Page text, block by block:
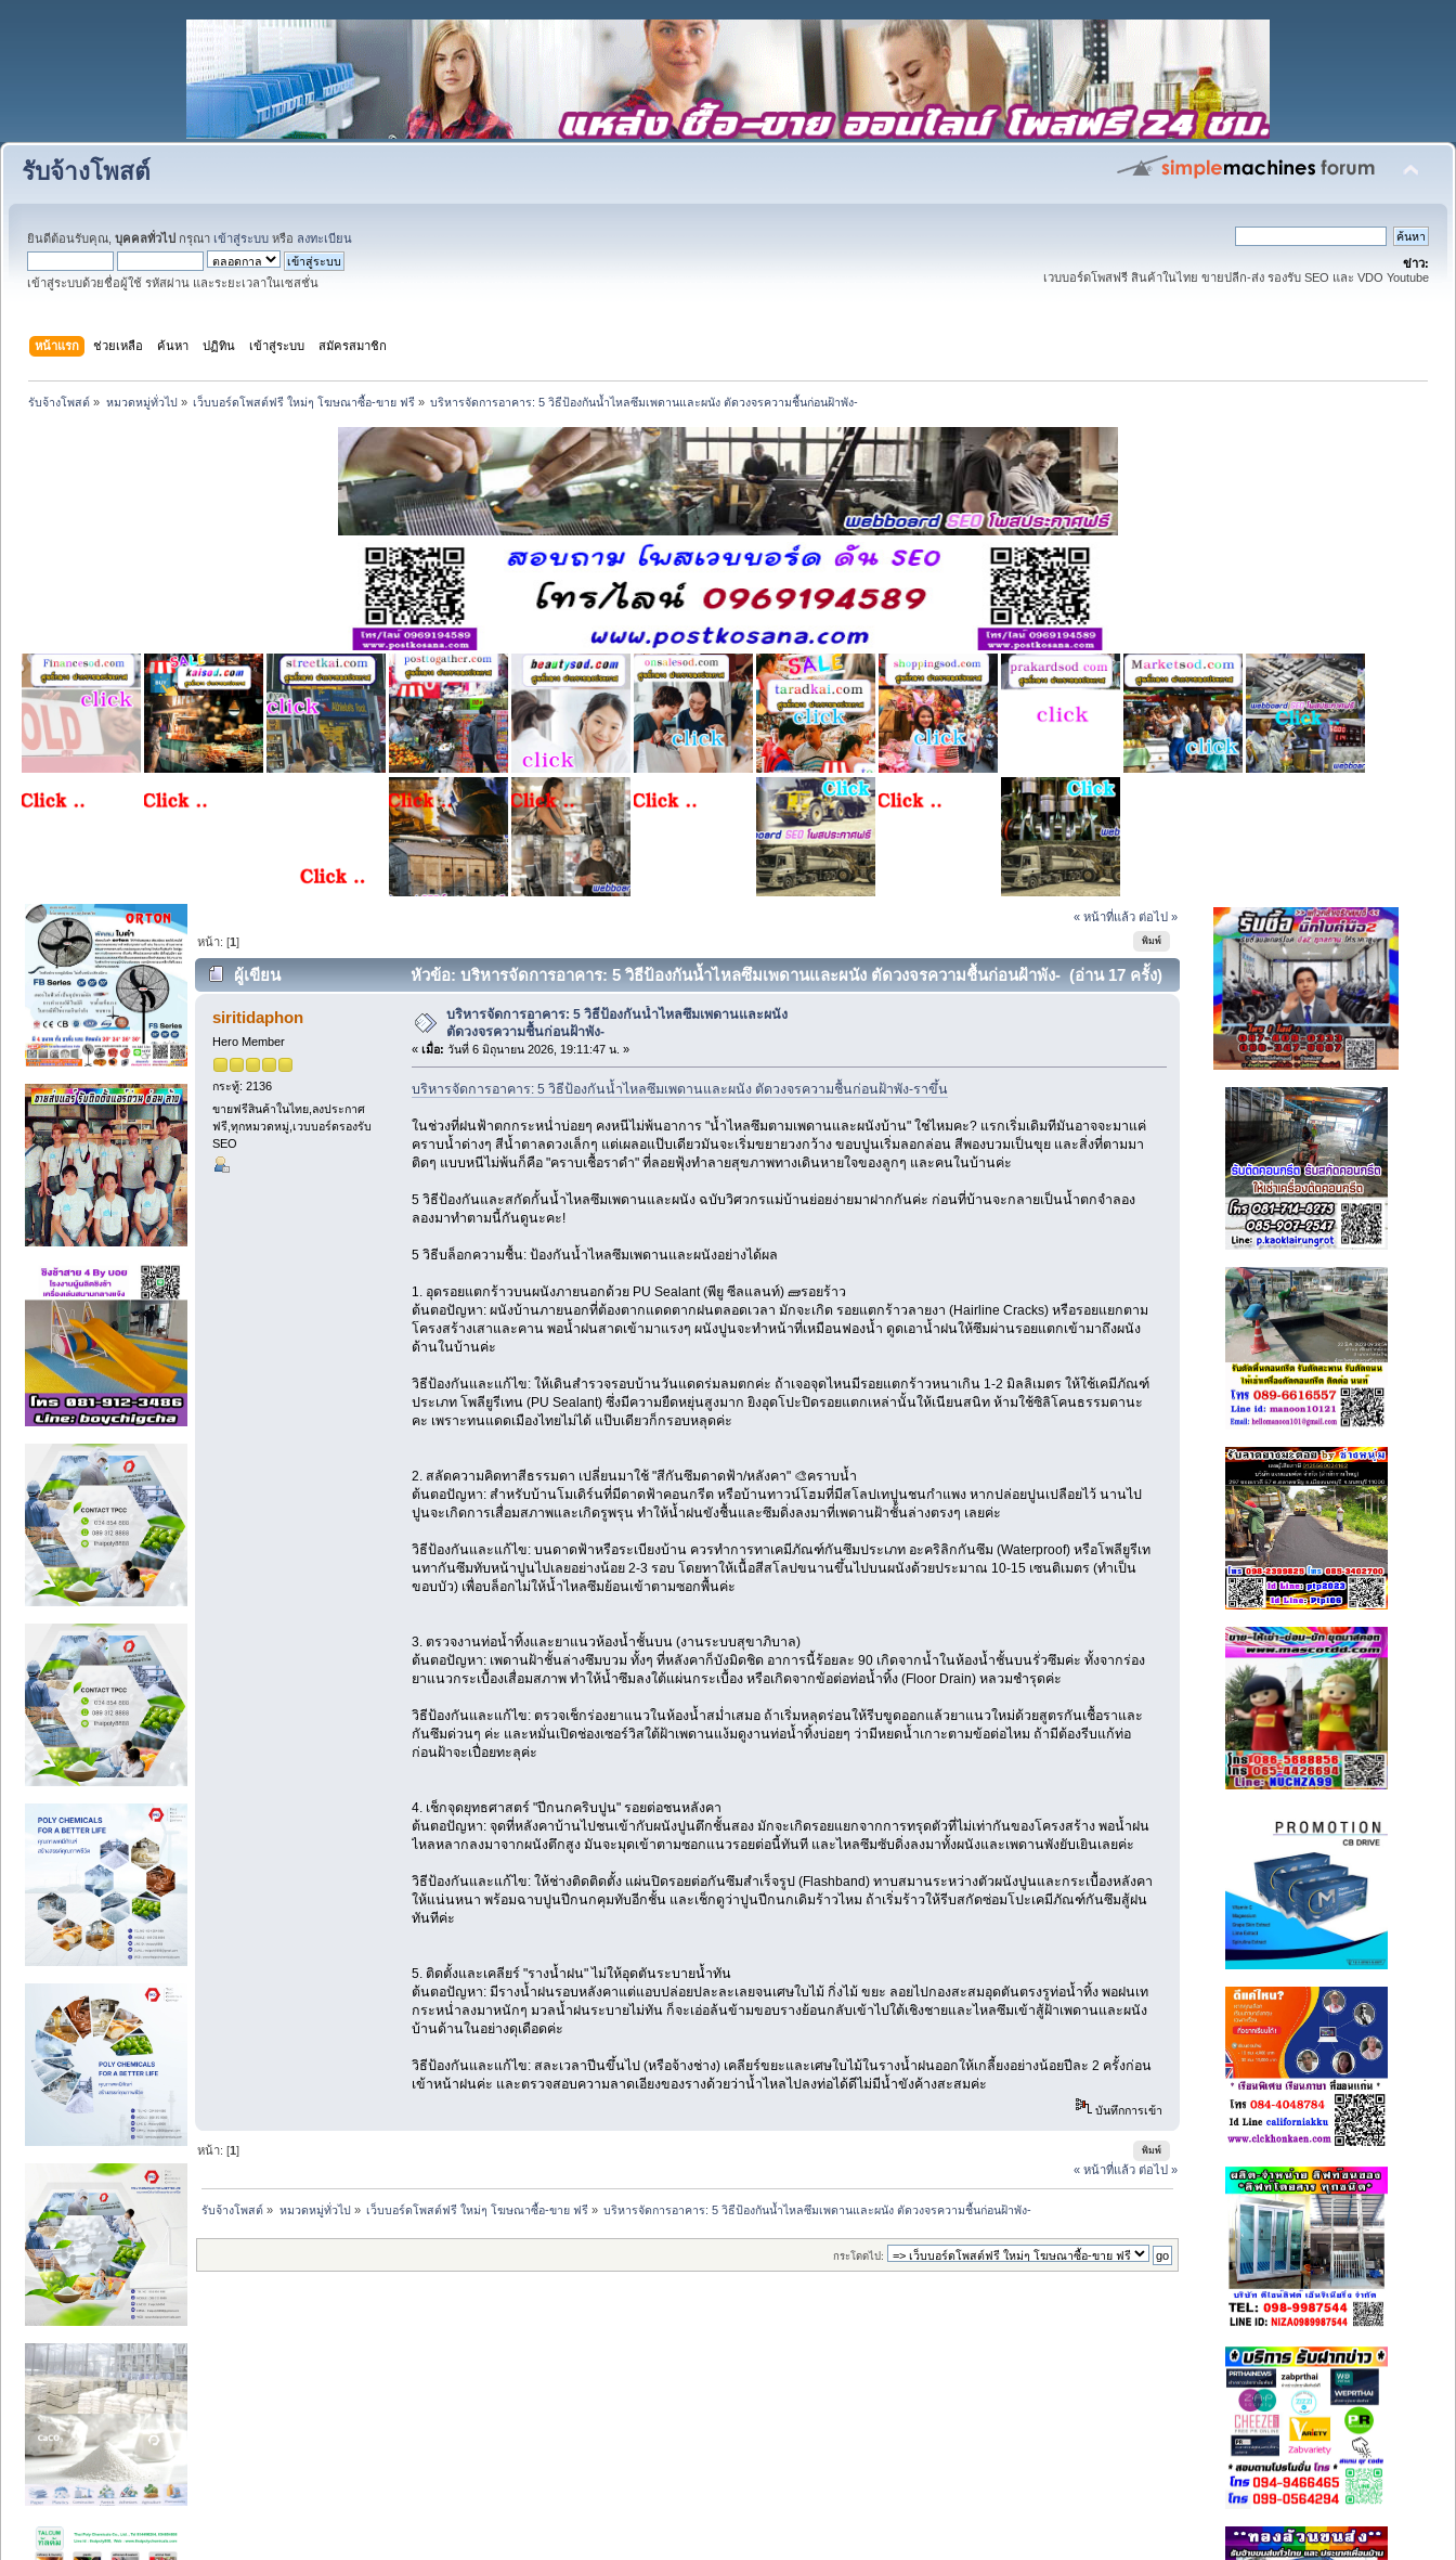
รับจ้างโพสต์
ยินดีต้อนรับคุณ, บุคคลทั่วไป กรุณา เข้าสู่ระบบ หรือ ลงทะเบียน
เข้าสู่ระบบด้วยชื่อผู้ใช้ รหัสผ่าน และระยะเวลาในเซสชั่น
ข่าว:
เวบบอร์ดโพสฟรี สินค้าในไทย ขายปลีก-ส่ง รองรับ SEO และ VDO Youtube
หน้าแรก ช่วยเหลือ ค้นหา ปฏิทิน เข้าสู่ระบบ สมัครสมาชิก
รับจ้างโพสต์ » หมวดหมู่ทั่วไป» เว็บบอร์ดโพสต์ฟรี ใหม่ๆ โฆษณาซื้อ-ขาย ฟรี» บริหารจัดการอาคาร: 5 วิธีป้องกันน้ำไหลซึมเพดานและผนัง ตัดวงจรความชื้นก่อนฝ้าพัง-
« หน้าที่แล้ว ต่อไป »
พิมพ์
หน้า: [1]
ผู้เขียน หัวข้อ: บริหารจัดการอาคาร: 5 วิธีป้องกันน้ำไหลซึมเพดานและผนัง ตัดวงจรความชื้นก่อนฝ้าพัง- (อ่าน 17 ครั้ง)
siritidaphon
Hero Member
กระทู้: 2136
ขายฟรีสินค้าในไทย,ลงประกาศ
ฟรี,ทุกหมวดหมู่,เวบบอร์ดรองรับ
SEO
บริหารจัดการอาคาร: 5 วิธีป้องกันน้ำไหลซึมเพดานและผนัง
ตัดวงจรความชื้นก่อนฝ้าพัง-
« เมื่อ: วันที่ 6 มิถุนายน 2026, 19:11:47 น. »
บริหารจัดการอาคาร: 5 วิธีป้องกันน้ำไหลซึมเพดานและผนัง ตัดวงจรความชื้นก่อนฝ้าพัง-ราขึ้น
ในช่วงที่ฝนฟ้าตกกระหน่ำบ่อยๆ คงหนีไม่พ้นอาการ "น้ำไหลซึมตามเพดานและผนังบ้าน" ใช่ไหมคะ? แรกเริ่มเดิมทีมันอาจจะมาแค่
คราบน้ำด่างๆ สีน้ำตาลดวงเล็กๆ แต่เผลอแป๊บเดียวมันจะเริ่มขยายวงกว้าง ขอบปูนเริ่มลอกล่อน สีพองบวมเป็นขุย และสิ่งที่ตามมา
ติดๆ แบบหนีไม่พ้นก็คือ "คราบเชื้อราดำ" ที่ลอยฟุ้งทำลายสุขภาพทางเดินหายใจของลูกๆ และคนในบ้านค่ะ
5 วิธีป้องกันและสกัดกั้นน้ำไหลซึมเพดานและผนัง ฉบับวิศวกรแม่บ้านย่อยง่ายมาฝากกันค่ะ ก่อนที่บ้านจะกลายเป็นน้ำตกจำลอง
ลองมาทำตามนี้กันดูนะคะ!
5 วิธีบล็อกความชื้น: ป้องกันน้ำไหลซึมเพดานและผนังอย่างได้ผล
1. อุดรอยแตกร้าวบนผนังภายนอกด้วย PU Sealant (พียู ซีลแลนท์) 🧱รอยร้าว
ต้นตอปัญหา: ผนังบ้านภายนอกที่ต้องตากแดดตากฝนตลอดเวลา มักจะเกิด รอยแตกร้าวลายงา (Hairline Cracks) หรือรอยแยกตาม
โครงสร้างเสาและคาน พอน้ำฝนสาดเข้ามาแรงๆ ผนังปูนจะทำหน้าที่เหมือนฟองน้ำ ดูดเอาน้ำฝนให้ซึมผ่านรอยแตกเข้ามาถึงผนัง
ด้านในบ้านค่ะ
วิธีป้องกันและแก้ไข: ให้เดินสำรวจรอบบ้านวันแดดร่มลมตกค่ะ ถ้าเจอจุดไหนมีรอยแตกร้าวหนาเกิน 1-2 มิลลิเมตร ให้ใช้เคมีภัณฑ์
ประเภท โพลียูรีเทน (PU Sealant) ซึ่งมีความยืดหยุ่นสูงมาก ยิงอุดโปะปิดรอยแตกเหล่านั้นให้เนียนสนิท ห้ามใช้ซิลิโคนธรรมดานะ
คะ เพราะทนแดดเมืองไทยไม่ได้ แป๊บเดียวก็กรอบหลุดค่ะ
2. สลัดความคิดทาสีธรรมดา เปลี่ยนมาใช้ "สีกันซึมดาดฟ้า/หลังคา" 🎨คราบน้ำ
ต้นตอปัญหา: สำหรับบ้านโมเดิร์นที่มีดาดฟ้าคอนกรีต หรือบ้านทาวน์โฮมที่มีสโลปเทปูนชนกำแพง หากปล่อยปูนเปลือยไว้ นานไป
ปูนจะเกิดการเสื่อมสภาพและเกิดรูพรุน ทำให้น้ำฝนขังชื้นและซึมดิ่งลงมาที่เพดานฝ้าชั้นล่างตรงๆ เลยค่ะ
วิธีป้องกันและแก้ไข: บนดาดฟ้าหรือระเบียงบ้าน ควรทำการทาเคมีภัณฑ์กันซึมประเภท อะคริลิกกันซึม (Waterproof) หรือโพลียูรีเท
นทากันซึมทับหน้าปูนไปเลยอย่างน้อย 2-3 รอบ โดยทาให้เนื้อสีสโลปขนานขึ้นไปบนผนังด้วยประมาณ 10-15 เซนติเมตร (ทำเป็น
ขอบบัว) เพื่อบล็อกไม่ให้น้ำไหลซึมย้อนเข้าตามซอกพื้นค่ะ
3. ตรวจงานท่อน้ำทิ้งและยาแนวห้องน้ำชั้นบน (งานระบบสุขาภิบาล)
ต้นตอปัญหา: เพดานฝ้าชั้นล่างซึมบวม ทั้งๆ ที่หลังคาก็บังมิดชิด อาการนี้ร้อยละ 90 เกิดจากน้ำในห้องน้ำชั้นบนรั่วซึมค่ะ ทั้งจากร่อง
ยาแนวกระเบื้องเสื่อมสภาพ ทำให้น้ำซึมลงใต้แผ่นกระเบื้อง หรือเกิดจากข้อต่อท่อน้ำทิ้ง (Floor Drain) หลวมชำรุดค่ะ
วิธีป้องกันและแก้ไข: ตรวจเช็กร่องยาแนวในห้องน้ำสม่ำเสมอ ถ้าเริ่มหลุดร่อนให้รีบขูดออกแล้วยาแนวใหม่ด้วยสูตรกันเชื้อราและ
กันซึมด่วนๆ ค่ะ และหมั่นเปิดช่องเซอร์วิสใต้ฝ้าเพดานแง้มดูงานท่อน้ำทิ้งบ่อยๆ ว่ามีหยดน้ำเกาะตามข้อต่อไหม ถ้ามีต้องรีบแก้ท่อ
ก่อนฝ้าจะเปื่อยทะลุค่ะ
4. เช็กจุดยุทธศาสตร์ "ปีกนกคริบปูน" รอยต่อชนหลังคา
ต้นตอปัญหา: จุดที่หลังคาบ้านไปชนเข้ากับผนังปูนตึกชั้นสอง มักจะเกิดรอยแยกจากการทรุดตัวที่ไม่เท่ากันของโครงสร้าง พอน้ำฝน
ไหลหลากลงมาจากผนังตึกสูง มันจะมุดเข้าตามซอกแนวรอยต่อนี้ทันที และไหลซึมซับดิ่งลงมาทั้งผนังและเพดานพังยับเยินเลยค่ะ
วิธีป้องกันและแก้ไข: ให้ช่างติดติดตั้ง แผ่นปิดรอยต่อกันซึมสำเร็จรูป (Flashband) ทาบสมานระหว่างตัวผนังปูนและกระเบื้องหลังคา
ให้แน่นหนา พร้อมฉาบปูนปีกนกคุมทับอีกชั้น และเช็กดูว่าปูนปีกนกเดิมร้าวไหม ถ้าเริ่มร้าวให้รีบสกัดซ่อมโปะเคมีภัณฑ์กันซึมสู้ฝน
ทันทีค่ะ
5. ติดตั้งและเคลียร์ "รางน้ำฝน" ไม่ให้อุดตันระบายน้ำทัน
ต้นตอปัญหา: มีรางน้ำฝนรอบหลังคาแต่แอบปล่อยปละละเลยจนเศษใบไม้ กิ่งไม้ ขยะ ลอยไปกองสะสมอุดตันตรงรูท่อน้ำทิ้ง พอฝนเท
กระหน่ำลงมาหนักๆ มวลน้ำฝนระบายไม่ทัน ก็จะเอ่อล้นข้ามขอบรางย้อนกลับเข้าไปใต้เชิงชายและไหลซึมเข้าสู้ฝ้าเพดานและผนัง
บ้านด้านในอย่างดุเดือดค่ะ
วิธีป้องกันและแก้ไข: สละเวลาปีนขึ้นไป (หรือจ้างช่าง) เคลียร์ขยะและเศษใบไม้ในรางน้ำฝนออกให้เกลี้ยงอย่างน้อยปีละ 2 ครั้งก่อน
เข้าหน้าฝนค่ะ และตรวจสอบความลาดเอียงของรางด้วยว่าน้ำไหลไปลงท่อได้ดีไม่มีน้ำขังค้างสะสมค่ะ
บันทึกการเข้า
พิมพ์
หน้า: [1]
« หน้าที่แล้ว ต่อไป »
รับจ้างโพสต์ » หมวดหมู่ทั่วไป » เว็บบอร์ดโพสต์ฟรี ใหม่ๆ โฆษณาซื้อ-ขาย ฟรี» บริหารจัดการอาคาร: 5 วิธีป้องกันน้ำไหลซึมเพดานและผนัง ตัดวงจรความชื้นก่อนฝ้าพัง-
กระโดดไป: